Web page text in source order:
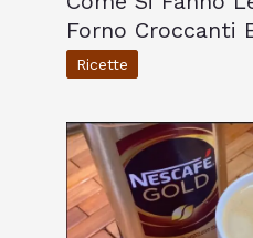
Forno Croccanti
Ricette